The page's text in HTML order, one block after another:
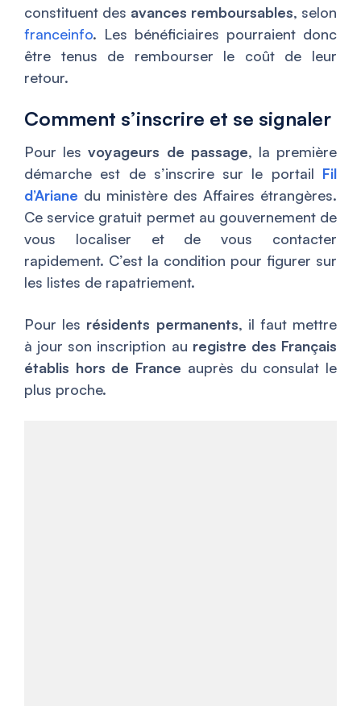
constituent des avances remboursables, selon
franceinfo. Les bénéficiaires pourraient donc
être tenus de rembourser le coût de leur
retour.
Comment s’inscrire et se signaler
Pour lesvoyageurs de passage, la première
démarche est de s’inscrire sur le portail Fil
d’Ariane du ministère des Affaires étrangères.
Ce service gratuit permet au gouvernement de
vous localiser et de vous contacter
rapidement. C’est la condition pour figurer sur
les listes de rapatriement.
Pour les résidents permanents, il faut mettre
à jour son inscription au registre des Français
établis hors de France auprès du consulat le
plus proche.